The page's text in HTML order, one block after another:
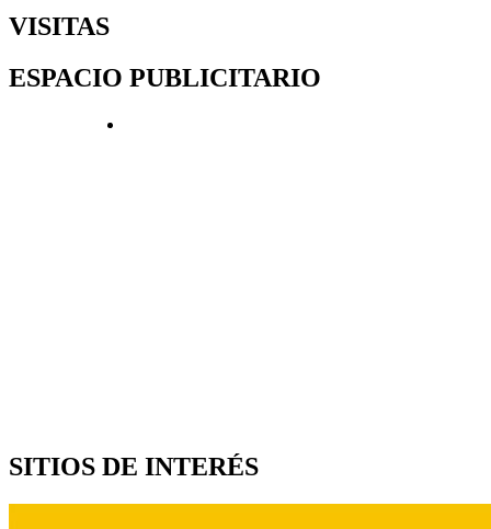
VISITAS
ESPACIO PUBLICITARIO
SITIOS DE INTERÉS